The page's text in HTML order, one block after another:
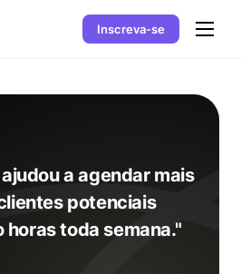
Inscreva-se
a agendar mais
potenciais
horas toda semana."